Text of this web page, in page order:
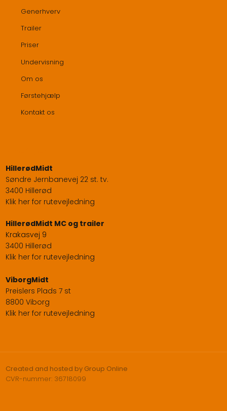
Generhverv
Trailer
Priser
Undervisning
Om os
Førstehjælp
Kontakt os
​HillerødMidt
Søndre Jernbanevej 22 st. tv.
3400 Hillerød
Klik her for rutevejledning
​HillerødMidt MC og trailer
Krakasvej 9
3400 Hillerød
Klik her for rutevejledning
ViborgMidt
Preislers Plads 7 st
8800 Viborg
Klik her for rutevejledning
Created and hosted by Group Online
CVR-nummer: 36718099